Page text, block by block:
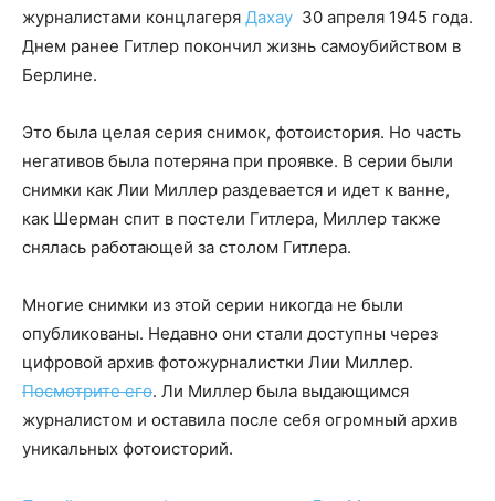
журналистами концлагеря Дахау 30 апреля 1945 года.
Днем ранее Гитлер покончил жизнь самоубийством в
Берлине.
Это была целая серия снимок, фотоистория. Но часть
негативов была потеряна при проявке. В серии были
снимки как Лии Миллер раздевается и идет к ванне,
как Шерман спит в постели Гитлера, Миллер также
снялась работающей за столом Гитлера.
Многие снимки из этой серии никогда не были
опубликованы. Недавно они стали доступны через
цифровой архив фотожурналистки Лии Миллер.
Посмотрите его. Ли Миллер была выдающимся
журналистом и оставила после себя огромный архив
уникальных фотоисторий.